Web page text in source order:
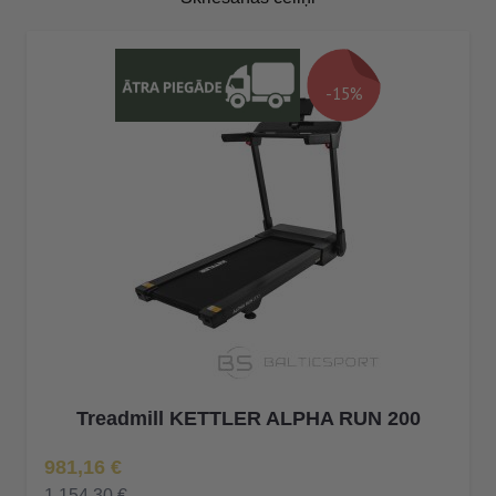
-15%
Treadmill KETTLER ALPHA RUN 200
Īpaša Cena
981,16 €